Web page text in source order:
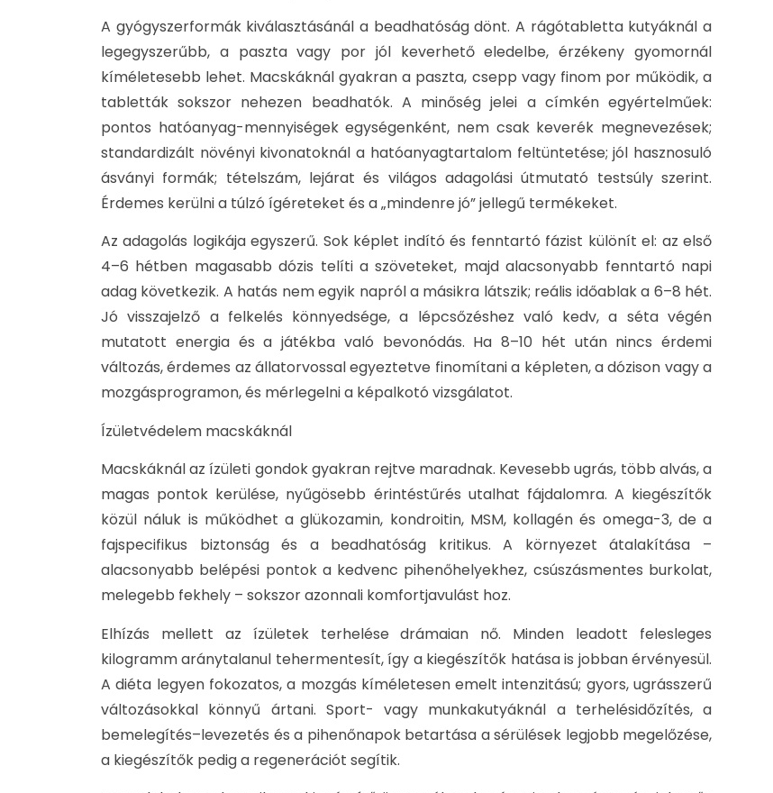
A gyógyszerformák kiválasztásánál a beadhatóság dönt. A rágótabletta kutyáknál a
legegyszerűbb, a paszta vagy por jól keverhető eledelbe, érzékeny gyomornál
kíméletesebb lehet. Macskáknál gyakran a paszta, csepp vagy finom por működik, a
tabletták sokszor nehezen beadhatók. A minőség jelei a címkén egyértelműek:
pontos hatóanyag-mennyiségek egységenként, nem csak keverék megnevezések;
standardizált növényi kivonatoknál a hatóanyagtartalom feltüntetése; jól hasznosuló
ásványi formák; tételszám, lejárat és világos adagolási útmutató testsúly szerint.
Érdemes kerülni a túlzó ígéreteket és a „mindenre jó” jellegű termékeket.
Az adagolás logikája egyszerű. Sok képlet indító és fenntartó fázist különít el: az első
4–6 hétben magasabb dózis telíti a szöveteket, majd alacsonyabb fenntartó napi
adag következik. A hatás nem egyik napról a másikra látszik; reális időablak a 6–8 hét.
Jó visszajelző a felkelés könnyedsége, a lépcsőzéshez való kedv, a séta végén
mutatott energia és a játékba való bevonódás. Ha 8–10 hét után nincs érdemi
változás, érdemes az állatorvossal egyeztetve finomítani a képleten, a dózison vagy a
mozgásprogramon, és mérlegelni a képalkotó vizsgálatot.
Ízületvédelem macskáknál
Macskáknál az ízületi gondok gyakran rejtve maradnak. Kevesebb ugrás, több alvás, a
magas pontok kerülése, nyűgösebb érintéstűrés utalhat fájdalomra. A kiegészítők
közül náluk is működhet a glükozamin, kondroitin, MSM, kollagén és omega-3, de a
fajspecifikus biztonság és a beadhatóság kritikus. A környezet átalakítása –
alacsonyabb belépési pontok a kedvenc pihenőhelyekhez, csúszásmentes burkolat,
melegebb fekhely – sokszor azonnali komfortjavulást hoz.
Elhízás mellett az ízületek terhelése drámaian nő. Minden leadott felesleges
kilogramm aránytalanul tehermentesít, így a kiegészítők hatása is jobban érvényesül.
A diéta legyen fokozatos, a mozgás kíméletesen emelt intenzitású; gyors, ugrásszerű
változásokkal könnyű ártani. Sport- vagy munkakutyáknál a terhelésidőzítés, a
bemelegítés–levezetés és a pihenőnapok betartása a sérülések legjobb megelőzése,
a kiegészítők pedig a regenerációt segítik.